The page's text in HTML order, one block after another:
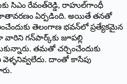
సిఎం రేవంత్‌రెడ్డి, రాహుల్‌గాంధీ
‌వాతావరణం ఏర్పడింది. అయితే తనతో
తెలంగాణ భవన్‌లో ప్రత్యేకమైన
వారిని గన్‌పార్క్‌కు జూపల్లి
తమతో చర్చించేందుకు
వెళ్ళనివ్వలేదు. దాంతో కాసేపు